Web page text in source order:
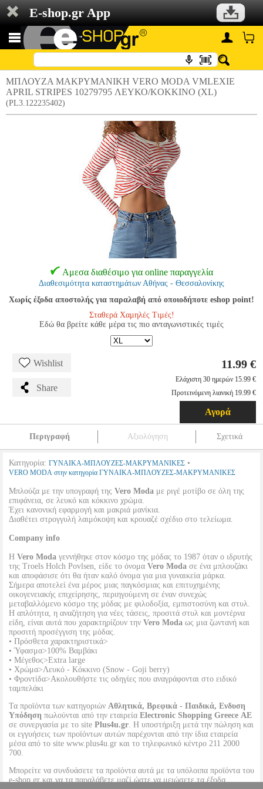
E-shop.gr App
ΜΠΛΟΥΖΑ ΜΑΚΡΥΜΑΝΙΚΗ VERO MODA VMLEXIE
APRIL STRIPES 10279795 ΛΕΥΚΟ/KOKKINO (XL)
(PL3.122235402)
Αμεσα διαθέσιμο για online παραγγελία
Διαθεσιμότητα καταστημάτων Αθήνας - Θεσσαλονίκης
Χωρίς έξοδα αποστολής για παραλαβή από οποιοδήποτε eshop point!
Σταθερά Χαμηλές Τιμές!
Εδώ θα βρείτε κάθε μέρα τις πιο ανταγωνιστικές τιμές
Wishlist
Share
11.99 €
Ελάχιστη 30 ημερών 15.99 €
Προτεινόμενη λιανική 19.99 €
Αγορά
Περιγραφή Αξιολόγηση Σχετικά
Κατηγορία: ΓΥΝΑΙΚΑ-ΜΠΛΟΥΖΕΣ-ΜΑΚΡΥΜΑΝΙΚΕΣ •
VERO MODA στην κατηγορία ΓΥΝΑΙΚΑ-ΜΠΛΟΥΖΕΣ-ΜΑΚΡΥΜΑΝΙΚΕΣ
Μπλούζα με την υπογραφή της Vero Moda με ριγέ μοτίβο σε όλη της
επιφάνεια, σε λευκό και κόκκινο χρώμα.
Έχει κανονική εφαρμογή και μακριά μανίκια.
Διαθέτει στρογγυλή λαιμόκοψη και κρουαζέ σχέδιο στο τελείωμα.
Company info
Η Vero Moda γεννήθηκε στον κόσμο της μόδας το 1987 όταν ο ιδρυτής
της Troels Holch Povlsen, είδε το όνομα Vero Moda σε ένα μπλουζάκι
και αποφάσισε ότι θα ήταν καλό όνομα για μια γυναικεία μάρκα.
Σήμερα αποτελεί ένα μέρος μιας παγκόσμιας και επιτυχημένης
οικογενειακής επιχείρησης, περιηγούμενη σε έναν συνεχώς
μεταβαλλόμενο κόσμο της μόδας με φιλοδοξία, εμπιστοσύνη και στυλ.
Η απλότητα, η αναζήτηση για νέες τάσεις, προσιτά στυλ και μοντέρνα
είδη, είναι αυτά που χαρακτηρίζουν την Vero Moda ως μια ζωντανή και
προσιτή προσέγγιση της μόδας.
• Πρόσθετα χαρακτηριστικά>
• Ύφασμα>100% Βαμβάκι
• Μέγεθος>Extra large
• Χρώμα>Λευκό - Κόκκινο (Snow - Goji berry)
• Φροντίδα>Ακολουθήστε τις οδηγίες που αναγράφονται στο ειδικό
ταμπελάκι
Τα προϊόντα των κατηγοριών Αθλητικά, Βρεφικά - Παιδικά, Ενδυση
Υπόδηση πωλούνται από την εταιρεία Electronic Shopping Greece ΑΕ
σε συνεργασία με το site Plus4u.gr. Η υποστήριξη μετά την πώληση και
οι εγγυήσεις των προϊόντων αυτών παρέχονται από την ίδια εταιρεία
μέσα από το site www.plus4u.gr και το τηλεφωνικό κέντρο 211 2000
700.
Μπορείτε να συνδυάσετε τα προϊόντα αυτά με τα υπόλοιπα προϊόντα του
e-shop.gr και να τα παραλάβετε μαζί ώστε να μειώσετε τα έξοδα